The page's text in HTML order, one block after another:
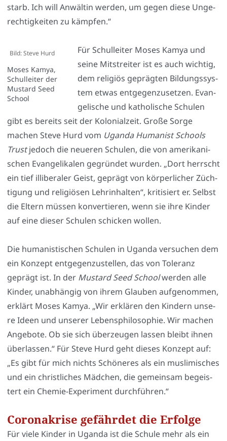
starb. Ich will Anwäl­tin wer­den, um gegen die­se Unge­
rech­tig­kei­ten zu kämp­fen.“
Bild: Ste­ve Hurd
Moses Kamya,
Schul­lei­ter der
Mus­tard Seed
School
Für Schul­lei­ter Moses Kamya und
sei­ne Mit­strei­ter ist es auch wich­tig,
dem reli­gi­ös gepräg­ten Bil­dungs­sys­
tem etwas ent­ge­gen­zu­set­zen. Evan­
ge­li­sche und katho­li­sche Schu­len
gibt es bereits seit der Kolo­ni­al­zeit. Gro­ße Sor­ge
machen Ste­ve Hurd vom Ugan­da Huma­nist Schools
Trustjedoch die neue­ren Schu­len, die von ame­ri­ka­ni­
schen Evan­ge­li­ka­len gegrün­det wur­den. „Dort herrscht
ein tief illi­be­ra­ler Geist, geprägt von kör­per­li­cher Züch­
ti­gung und reli­giö­sen Lehr­in­hal­ten“, kri­ti­siert er. Selbst
die Eltern müs­sen kon­ver­tie­ren, wenn sie ihre Kin­der
auf eine die­ser Schu­len schi­cken wol­len.
Die huma­nis­ti­schen Schu­len in Ugan­da ver­su­chen dem
ein Kon­zept ent­ge­gen­zu­stel­len, das von Tole­ranz
geprägt ist. In der Mus­tard Seed Schoolwer­den alle
Kin­der, unab­hän­gig von ihrem Glau­ben auf­ge­nom­men,
erklärt Moses Kamya. „Wir erklä­ren den Kin­dern unse­
re Ideen und unse­rer Lebens­phi­lo­so­phie. Wir machen
Ange­bo­te. Ob sie sich über­zeu­gen las­sen bleibt ihnen
über­las­sen.“ Für Ste­ve Hurd geht die­ses Kon­zept auf:
„Es gibt für mich nichts Schö­ne­res als ein mus­li­mi­sches
und ein christ­li­ches Mäd­chen, die gemein­sam begeis­
tert ein Che­mie-Expe­ri­ment durch­füh­ren.“
Coronakrise gefährdet die Erfolge
Für vie­le Kin­der in Ugan­da ist die Schu­le mehr als ein